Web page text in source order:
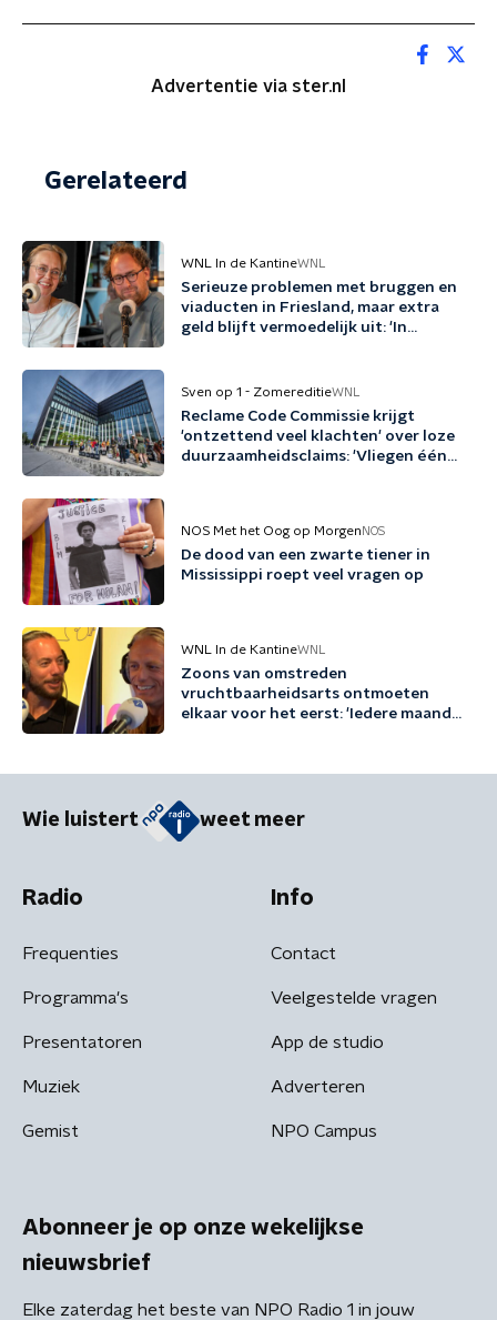
Advertentie via ster.nl
Gerelateerd
WNL In de KantineWNL
Serieuze problemen met bruggen en
viaducten in Friesland, maar extra
geld blijft vermoedelijk uit: 'In
Sven op 1 - ZomereditieWNL
Reclame Code Commissie krijgt
'ontzettend veel klachten' over loze
duurzaamheidsclaims: 'Vliegen één
NOS Met het Oog op Morgen NOS
De dood van een zwarte tiener in
Mississippi roept veel vragen op
WNL In de KantineWNL
Zoons van omstreden
vruchtbaarheidsarts ontmoeten
elkaar voor het eerst: 'Iedere maand
Wie luistert weet meer
Radio
Frequenties
Programma's
Presentatoren
Muziek
Gemist
Info
Contact
Veelgestelde vragen
App de studio
Adverteren
NPO Campus
Abonneer je op onze wekelijkse
nieuwsbrief
Elke zaterdag het beste van NPO Radio 1 in jouw